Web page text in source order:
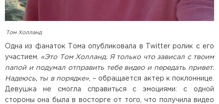
Том Холланд
Одна из фанаток Тома опубликовала в Twitter ролик с его
участием. «Это Том Холланд. Я только что зависал с твоим
папой и подумал отправить тебе видео и передать привет.
Надеюсь, ты в порядке», – обращается актер к поклоннице.
Девушка не смогла справиться с эмоциями: с одной
стороны она была в восторге от того, что получила видео